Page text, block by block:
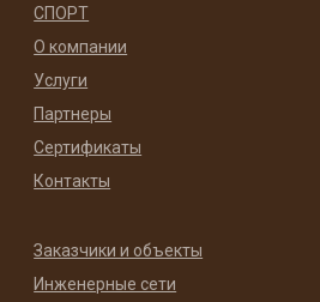
СПОРТ
О компании
Услуги
Партнеры
Сертификаты
Контакты
Заказчики и объекты
Инженерные сети